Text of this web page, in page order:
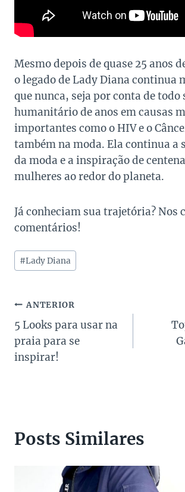
Mesmo depois de quase 25 anos
o legado de Lady Diana continua
que nunca, seja por conta de todo
humanitário de anos em causas
importantes como o HIV e o
também na moda. Ela continua a
da moda e a inspiração de
mulheres ao redor do planeta.
Já conheciam sua trajetória? Nos
comentários!
Tags
do
#Lady Diana
Navegação
de
Post
ANTERIOR
5 Looks para usar na
praia para se
inspirar!
Posts Similares